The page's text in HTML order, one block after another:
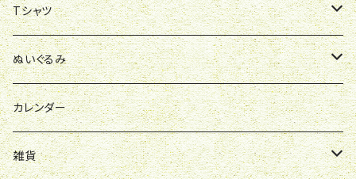
Tシャツ
ポロシャツ
スウェット
ぬいぐるみ
お洋服
カレンダー
雑貨